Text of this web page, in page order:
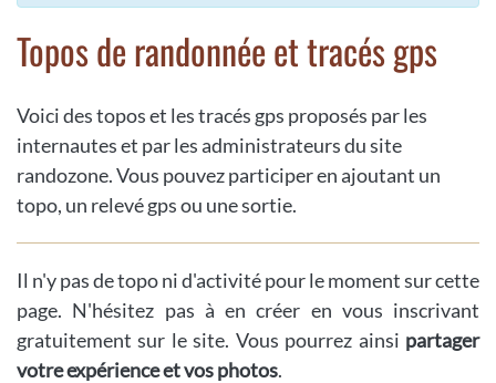
Topos de randonnée et tracés gps
Voici des topos et les tracés gps proposés par les
internautes et par les administrateurs du site
randozone. Vous pouvez participer en ajoutant un
topo, un relevé gps ou une sortie.
Il n'y pas de topo ni d'activité pour le moment sur cette
page. N'hésitez pas à en créer en vous inscrivant
gratuitement sur le site. Vous pourrez ainsi partager
votre expérience et vos photos.